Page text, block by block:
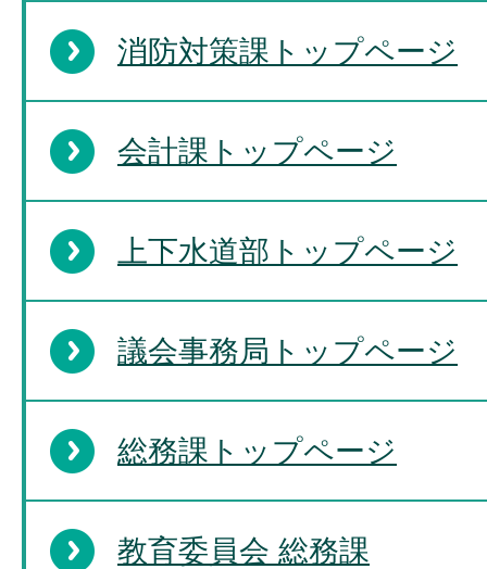
消防対策課トップページ
会計課トップページ
上下水道部トップページ
議会事務局トップページ
総務課トップページ
教育委員会 総務課